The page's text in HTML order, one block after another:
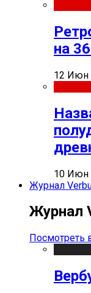
на
12 Июн
10 Июн
Журнал
Журнал
Посмотреть